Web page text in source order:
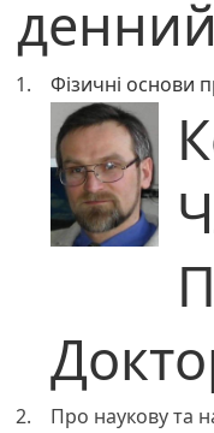
денний
1. Фізичні основи
2. Про наукову та